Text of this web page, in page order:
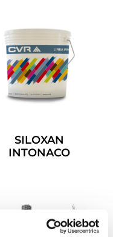
SILOXAN
INTONACO